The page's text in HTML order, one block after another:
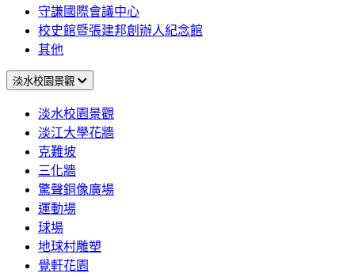
守謙國際會議中心
校史館暨張建邦創辦人紀念館
其他
淡水校園景觀
淡水校園景觀
淡江大學花牆
克難坡
三化牆
驚聲銅像廣場
運動場
球場
地球村雕塑
覺軒花園